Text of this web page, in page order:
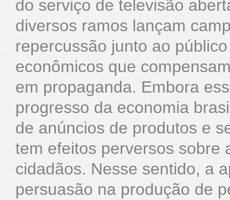
do serviço de televisão
diversos ramos lançam
repercussão junto ao
econômicos que
em propaganda. Embora
progresso da economia
de anúncios de produtos e
tem efeitos perversos sobre
cidadãos. Nesse sentido, a
persuasão na produção de